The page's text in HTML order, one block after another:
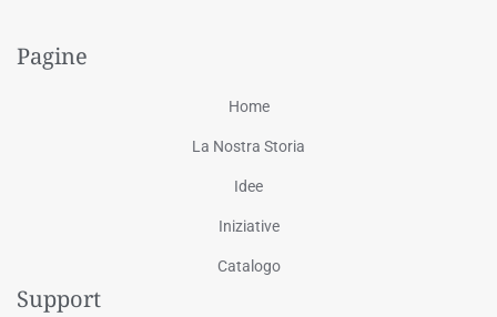
Pagine
Home
La Nostra Storia
Idee
Iniziative
Catalogo
Support